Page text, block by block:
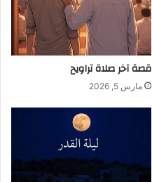
قصة آخر صلاة تراويح
مارس 5, 2026